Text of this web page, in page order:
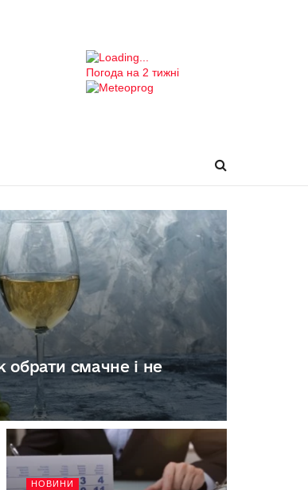
Погода на 2 тижні
обрати смачне і не
НОВИНИ